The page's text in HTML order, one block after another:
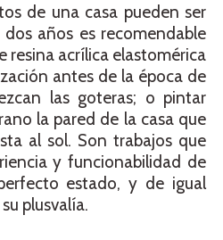
de una casa pueden ser
dos años es recomendable
resina acrílica elastomérica
antes de la época de
las goteras; o pintar
la pared de la casa que
al sol. Son trabajos que
y funcionabilidad de
estado, y de igual
plusvalía.